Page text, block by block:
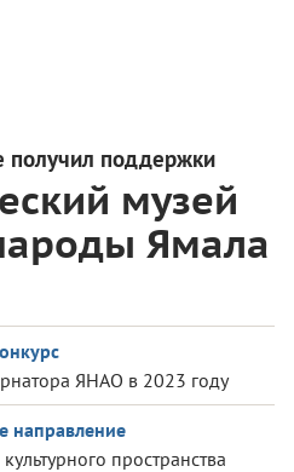
получил поддержки
музей
Ямала
ЯНАО в 2023 году
направление
пространства